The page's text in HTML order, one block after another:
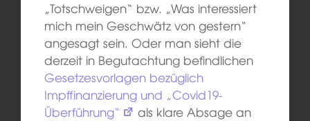
„Totschweigen“ bzw. „Was interessiert
mich mein Geschwätz von gestern“
angesagt sein. Oder man sieht die
derzeit in Begutachtung befindlichen
Gesetzesvorlagen bezüglich
Impffinanzierung und „Covid19-
Überführung“
als klare Absage an